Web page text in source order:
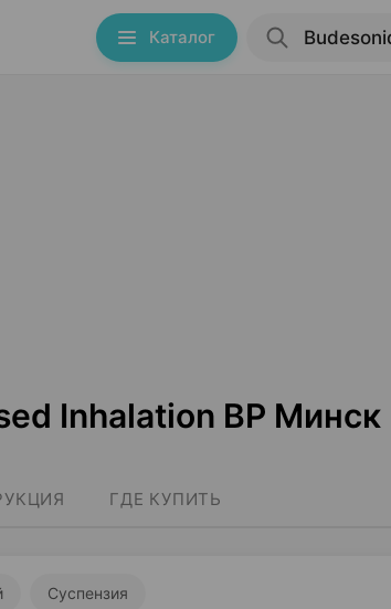
Каталог
Inhalation BP Минск
ГДЕ КУПИТЬ
Суспензия